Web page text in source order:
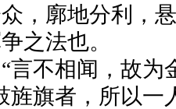
，廓地分利，
之法也。
“言不相闻，故
旌旗者，所以一